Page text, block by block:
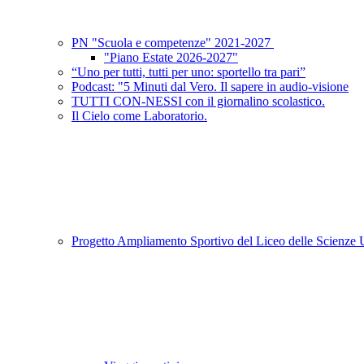
PN "Scuola e competenze" 2021-2027
"Piano Estate 2026-2027"
“Uno per tutti, tutti per uno: sportello tra pari”
Podcast: "5 Minuti dal Vero. Il sapere in audio-visione
TUTTI CON-NESSI con il giornalino scolastico.
Il Cielo come Laboratorio.
Progetto Ampliamento Sportivo del Liceo delle Scienze